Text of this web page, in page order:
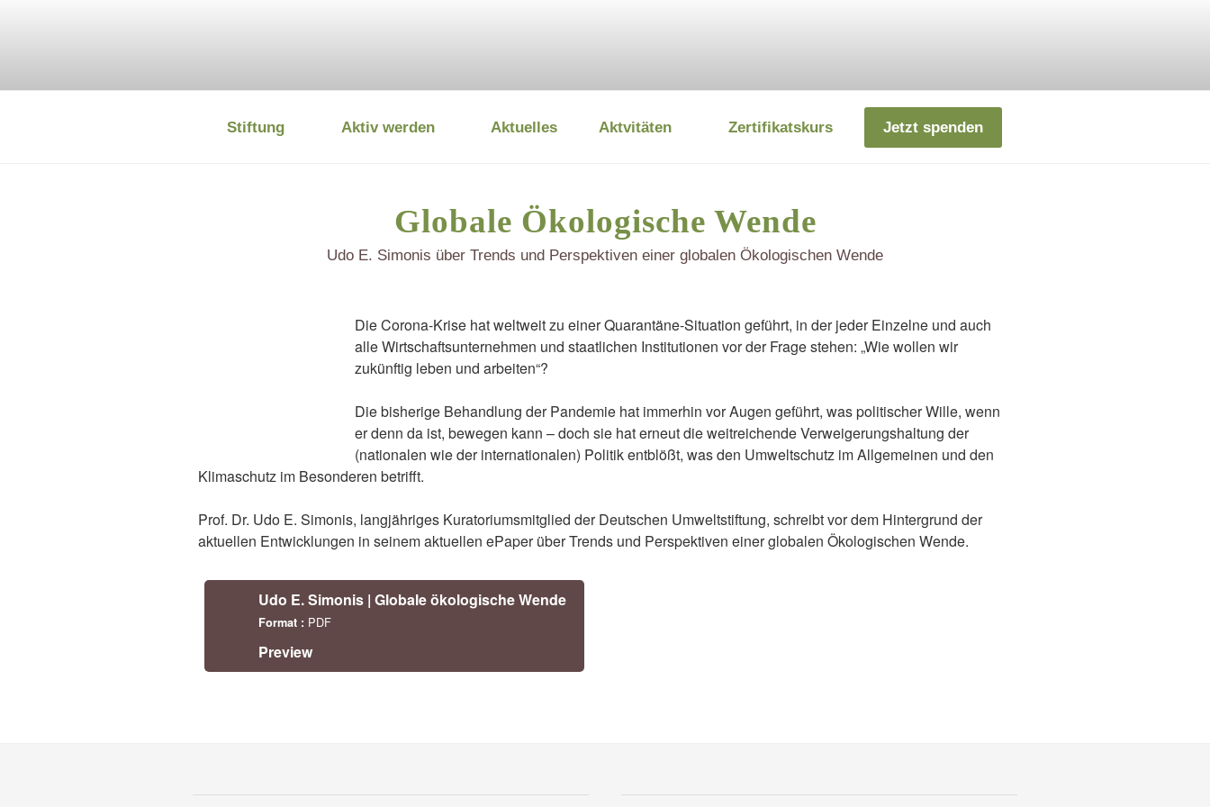
DEUTSCHE UMWELTSTIFTUNG
Stiftung Aktiv werden Aktuelles Aktvitäten Zertifikatskurs Jetzt spenden
Globale Ökologische Wende
Udo E. Simonis über Trends und Perspektiven einer globalen Ökologischen Wende
Die Corona-Krise hat weltweit zu einer Quarantäne-Situation geführt, in der jeder Einzelne und auch
alle Wirtschaftsunternehmen und staatlichen Institutionen vor der Frage stehen: „Wie wollen wir
zukünftig leben und arbeiten“?
Die bisherige Behandlung der Pandemie hat immerhin vor Augen geführt, was politischer Wille, wenn
er denn da ist, bewegen kann – doch sie hat erneut die weitreichende Verweigerungshaltung der
(nationalen wie der internationalen) Politik entblößt, was den Umweltschutz im Allgemeinen und den
Klimaschutz im Besonderen betrifft.
Prof. Dr. Udo E. Simonis, langjähriges Kuratoriumsmitglied der Deutschen Umweltstiftung, schreibt vor dem Hintergrund der
aktuellen Entwicklungen in seinem aktuellen ePaper über Trends und Perspektiven einer globalen Ökologischen Wende.
Udo E. Simonis | Globale ökologische Wende
Format : PDF
Preview